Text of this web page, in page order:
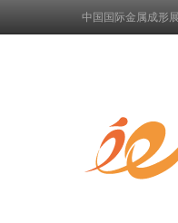
中国国际金属成形